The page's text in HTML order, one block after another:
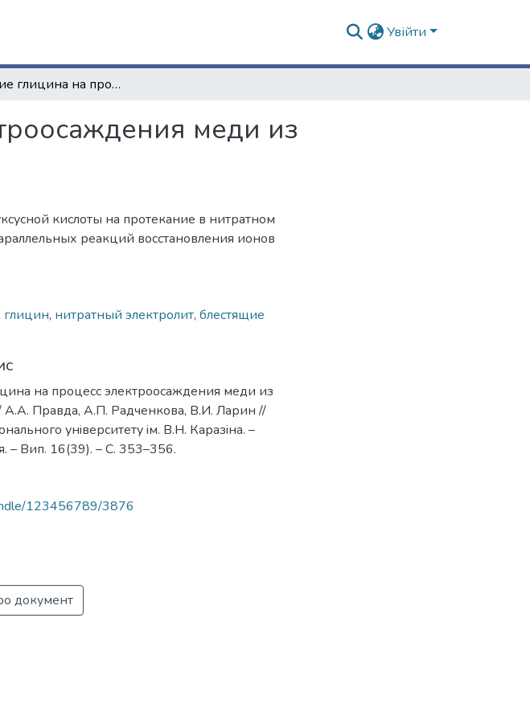
Увійти
Влияние глицина на процесс электроосаждения меди из нитратного электролита
меди из
кислоты на протекание в нитратном
реакций восстановления ионов
глицин, нитратный электролит, блестящие
на процесс электроосаждения меди из
А.А. Правда, А.П. Радченкова, В.И. Ларин //
унiверситету iм. В.Н. Каразiна. –
– Вип. 16(39). – С. 353–356.
123456789/3876
документ